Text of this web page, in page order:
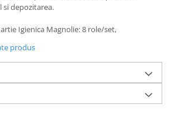
depozitarea.
Igienica Magnolie: 8 role/set,
produs